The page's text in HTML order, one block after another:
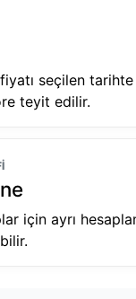
seçilen
teyit edilir.
için ayrı